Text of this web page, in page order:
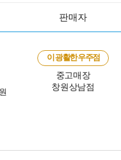
판매자
이 광활한 우주점
중고매장
창원상남점